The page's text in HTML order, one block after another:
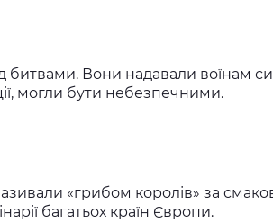
битвами. Вони надавали воїнам
могли бути небезпечними.
«грибом королів» за
багатьох країн Європи.